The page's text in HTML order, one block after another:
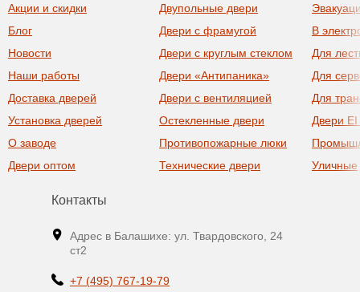
Акции и скидки
Блог
Новости
Наши работы
Доставка дверей
Установка дверей
О заводе
Двери оптом
Двупольные двери
Двери с фрамугой
Двери с круглым стеклом
Двери «Антипаника»
Двери с вентиляцией
Остекленные двери
Противопожарные люки
Технические двери
В
Для
Для
Для
Двери
Уличные
Контакты
Адрес в Балашихе: ул. Твардовского, 24
ст2
+7 (495) 767-19-79